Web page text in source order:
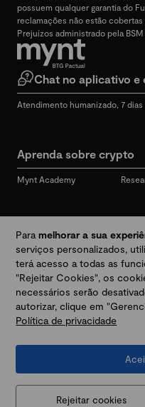
possuem qualquer garantia do
reclamações não estão
Prejuízos administrado pela
Aprenda sobre crypto
Mynt Academy
Chat no aplicativo e
Atendimento humanizado, 7 dias
Redes sociais
Desbloqueie seu
Av. Brigadeiro Faria Lima, 3447, 9
Prevenção a
Paramelhorar a sua
serviços personalizados,
terá acesso a todas as
"Rejeitar Cookies", os
necessários serão
autorizar, clique em
Política de privacidade
Rejeitar cookies